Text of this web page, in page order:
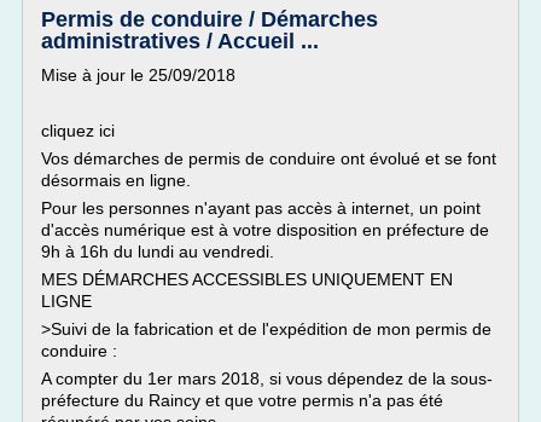
Permis de conduire / Démarches
administratives / Accueil ...
Mise à jour le 25/09/2018
cliquez ici
Vos démarches de permis de conduire ont évolué et se font
désormais en ligne.
Pour les personnes n'ayant pas accès à internet, un point
d'accès numérique est à votre disposition en préfecture de
9h à 16h du lundi au vendredi.
MES DÉMARCHES ACCESSIBLES UNIQUEMENT EN
LIGNE
>Suivi de la fabrication et de l'expédition de mon permis de
conduire :
A compter du 1er mars 2018, si vous dépendez de la sous-
préfecture du Raincy et que votre permis n'a pas été